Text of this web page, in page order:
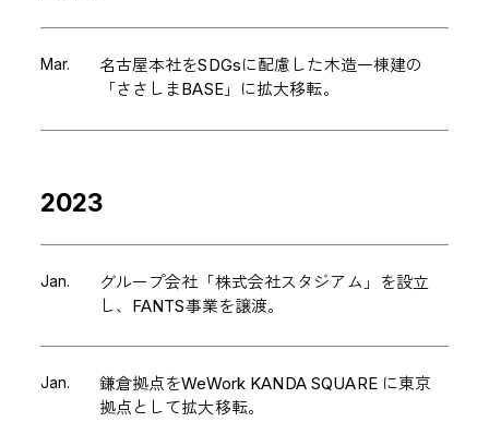
Mar.
名古屋本社をSDGsに配慮した木造一棟建の
「ささしまBASE」に拡大移転。
2023
Jan.
グループ会社「株式会社スタジアム」を設立
し、FANTS事業を譲渡。
Jan.
鎌倉拠点をWeWork KANDA SQUARE に東京
拠点として拡大移転。